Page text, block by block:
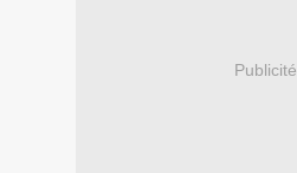
Publicité